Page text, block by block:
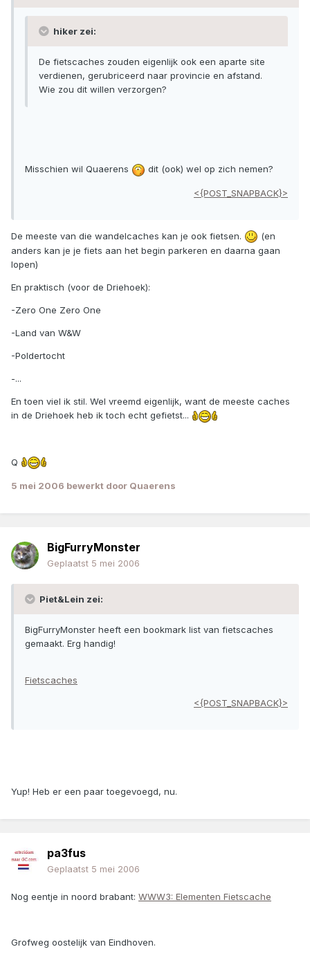
hiker zei:
De fietscaches zouden eigenlijk ook een aparte site
verdienen, gerubriceerd naar provincie en afstand.
Wie zou dit willen verzorgen?
Misschien wil Quaerens dit (ook) wel op zich nemen?
<{POST_SNAPBACK}>
De meeste van die wandelcaches kan je ook fietsen.
(en
anders kan je je fiets aan het begin parkeren en daarna gaan
lopen)
En praktisch (voor de Driehoek):
-Zero One Zero One
-Land van W&W
-Poldertocht
-...
En toen viel ik stil. Wel vreemd eigenlijk, want de meeste caches
in de Driehoek heb ik toch echt gefietst...
Q
5 mei 2006 bewerkt door Quaerens
BigFurryMonster
Geplaatst 5 mei 2006
Piet&Lein zei:
BigFurryMonster heeft een bookmark list van fietscaches
gemaakt. Erg handig!
Fietscaches
<{POST_SNAPBACK}>
Yup! Heb er een paar toegevoegd, nu.
pa3fus
Geplaatst 5 mei 2006
Nog eentje in noord brabant: WWW3: Elementen Fietscache
Grofweg oostelijk van Eindhoven.